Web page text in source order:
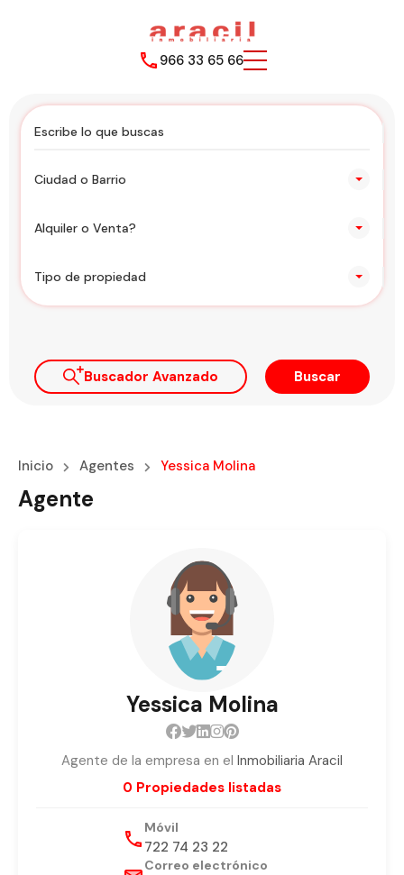
966 33 65 66
Ciudad o Barrio
Alquiler o Venta?
Tipo de propiedad
Buscador Avanzado Buscar
Inicio Agentes Yessica Molina
Agente
Yessica Molina
Agente de la empresa en el Inmobiliaria Aracil
0 Propiedades listadas
Móvil
722 74 23 22
Correo electrónico